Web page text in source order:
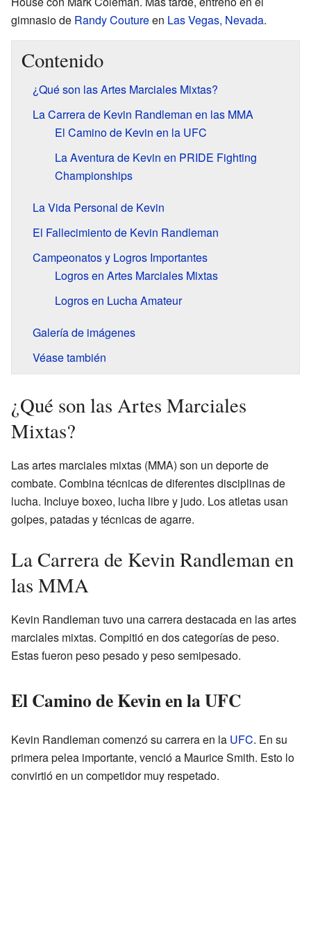
gimnasio de Randy Coutureen Las Vegas, Nevada.
Contenido
¿Qué son las Artes Marciales Mixtas?
La Carrera de Kevin Randleman en las MMA
El Camino de Kevin en la UFC
La Aventura de Kevin en PRIDE Fighting
Championships
La Vida Personal de Kevin
El Fallecimiento de Kevin Randleman
Campeonatos y Logros Importantes
Logros en Artes Marciales Mixtas
Logros en Lucha Amateur
Galería de imágenes
Véase también
¿Qué son las Artes Marciales
Mixtas?
Las artes marciales mixtas (MMA) son un deporte de
combate. Combina técnicas de diferentes disciplinas de
lucha. Incluye boxeo, lucha libre y judo. Los atletas usan
golpes, patadas y técnicas de agarre.
La Carrera de Kevin Randleman en
las MMA
Kevin Randleman tuvo una carrera destacada en las artes
marciales mixtas. Compitió en dos categorías de peso.
Estas fueron peso pesado y peso semipesado.
El Camino de Kevin en la UFC
Kevin Randleman comenzó su carrera en la UFC. En su
primera pelea importante, venció a Maurice Smith. Esto lo
convirtió en un competidor muy respetado.